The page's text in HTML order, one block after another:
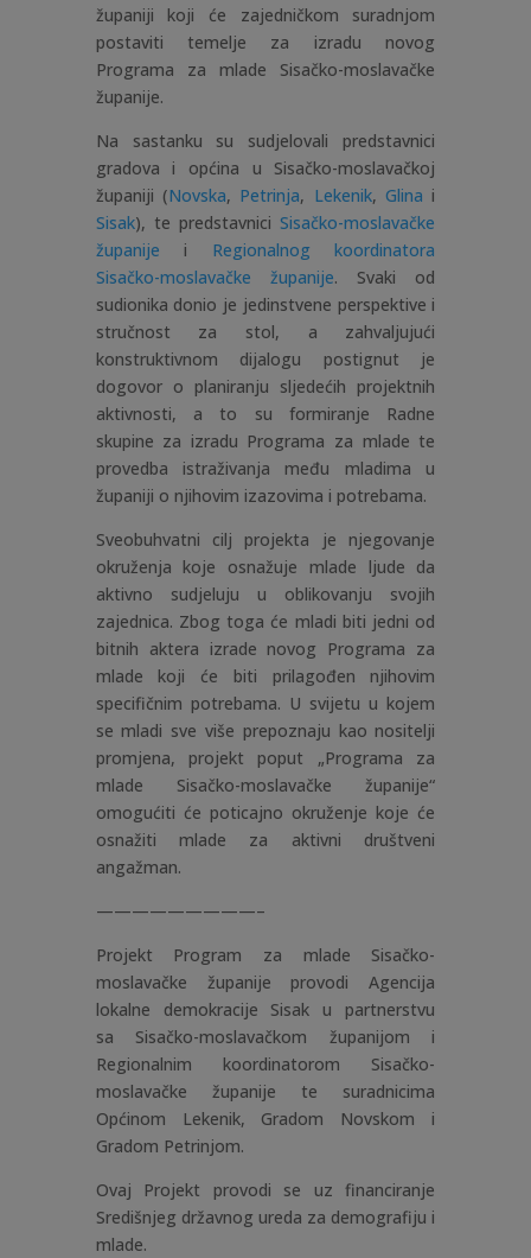
županiji koji će zajedničkom suradnjom
postaviti temelje za izradu novog
Programa za mlade Sisačko-moslavačke
županije.
Na sastanku su sudjelovali predstavnici
gradova i općina u Sisačko-moslavačkoj
županiji (Novska, Petrinja, Lekenik,Glina i
Sisak), te predstavniciSisačko-moslavačke
županije i Regionalnog koordinatora
Sisačko-moslavačke županije. Svaki od
sudionika donio je jedinstvene perspektive i
stručnost za stol, a zahvaljujući
konstruktivnom dijalogu postignut je
dogovor o planiranju sljedećih projektnih
aktivnosti, a to su formiranje Radne
skupine za izradu Programa za mlade te
provedba istraživanja među mladima u
županiji o njihovim izazovima i potrebama.
Sveobuhvatni cilj projekta je njegovanje
okruženja koje osnažuje mlade ljude da
aktivno sudjeluju u oblikovanju svojih
zajednica. Zbog toga će mladi biti jedni od
bitnih aktera izrade novog Programa za
mlade koji će biti prilagođen njihovim
specifičnim potrebama. U svijetu u kojem
se mladi sve više prepoznaju kao nositelji
promjena, projekt poput „Programa za
mlade Sisačko-moslavačke županije“
omogućiti će poticajno okruženje koje će
osnažiti mlade za aktivni društveni
angažman.
—————————–
Projekt Program za mlade Sisačko-
moslavačke županije provodiAgencija
lokalne demokracije Sisak u partnerstvu
sa Sisačko-moslavačkom županijom i
Regionalnim koordinatorom Sisačko-
moslavačke županije te suradnicima
Općinom Lekenik, Gradom Novskom i
Gradom Petrinjom.
Ovaj Projekt provodi se uz financiranje
Središnjeg državnog ureda za demografiju i
mlade.